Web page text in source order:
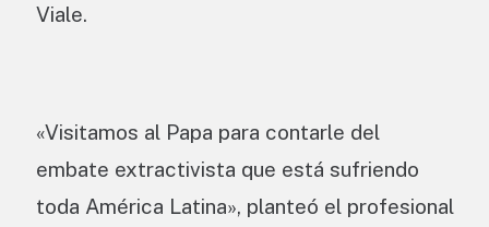
Viale.
«Visitamos al Papa para contarle del
embate extractivista que está sufriendo
toda América Latina», planteó el profesional